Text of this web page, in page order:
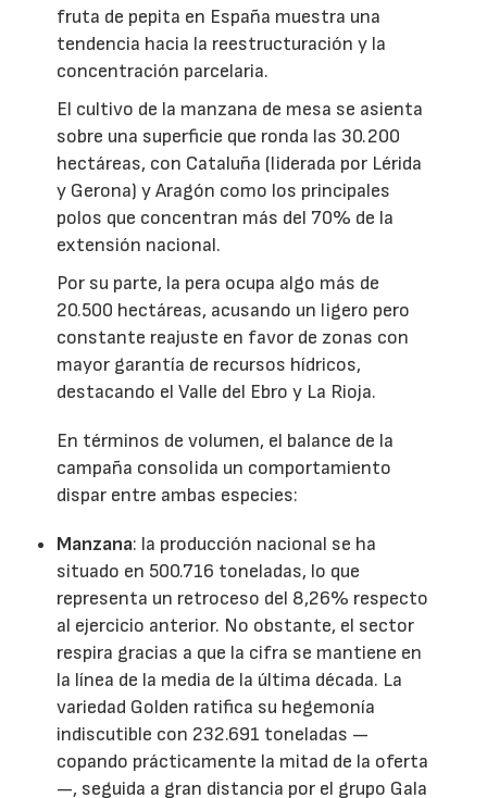
fruta de pepita en España muestra una
tendencia hacia la reestructuración y la
concentración parcelaria.
El cultivo de la manzana de mesa se asienta
sobre una superficie que ronda las 30.200
hectáreas, con Cataluña (liderada por Lérida
y Gerona) y Aragón como los principales
polos que concentran más del 70% de la
extensión nacional.
Por su parte, la pera ocupa algo más de
20.500 hectáreas, acusando un ligero pero
constante reajuste en favor de zonas con
mayor garantía de recursos hídricos,
destacando el Valle del Ebro y La Rioja.
En términos de volumen, el balance de la
campaña consolida un comportamiento
dispar entre ambas especies:
Manzana: la producción nacional se ha
situado en 500.716 toneladas, lo que
representa un retroceso del 8,26% respecto
al ejercicio anterior. No obstante, el sector
respira gracias a que la cifra se mantiene en
la línea de la media de la última década. La
variedad Golden ratifica su hegemonía
indiscutible con 232.691 toneladas —
copando prácticamente la mitad de la oferta
—, seguida a gran distancia por el grupo Gala